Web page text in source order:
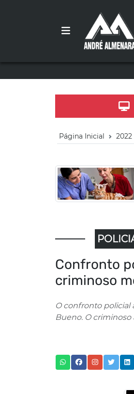
Página Inicial 2022
Confronto
criminoso
O confronto policial
Bueno. O